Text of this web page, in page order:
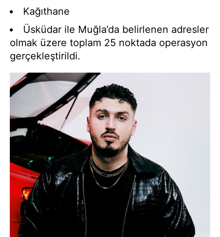
Kağıthane
Üsküdar ile Muğla’da belirlenen adresler
olmak üzere toplam 25 noktada operasyon
gerçekleştirildi.